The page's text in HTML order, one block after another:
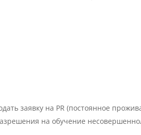
заявку на PR (постоянное
на обучение